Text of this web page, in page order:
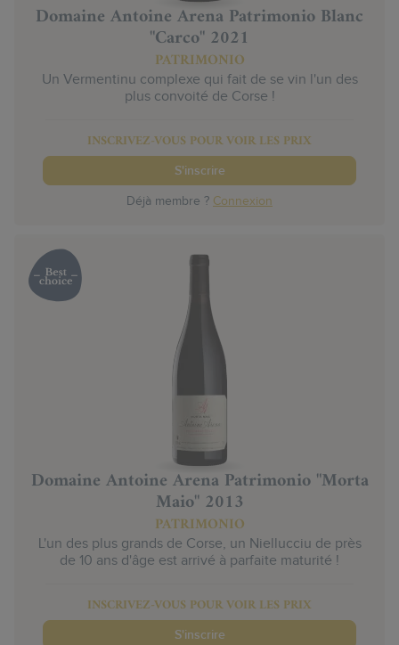
Domaine Antoine Arena Patrimonio Blanc
"Carco" 2021
PATRIMONIO
Un Vermentinu complexe qui fait de se vin l'un des
plus convoité de Corse !
INSCRIVEZ-VOUS POUR VOIR LES PRIX
S'inscrire
Déjà membre ? Connexion
Domaine Antoine Arena Patrimonio "Morta
Maio" 2013
PATRIMONIO
L'un des plus grands de Corse, un Niellucciu de près
de 10 ans d'âge est arrivé à parfaite maturité !
INSCRIVEZ-VOUS POUR VOIR LES PRIX
S'inscrire